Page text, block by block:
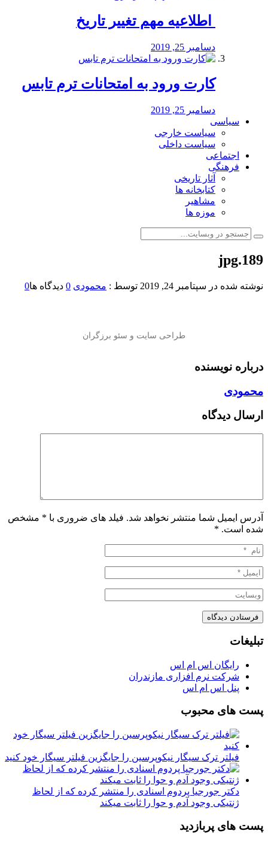
️ اطلاعیه مهم تغییر تاریخ
دسامبر 25, 2019
کارت ورود به امتحانات ترم تابس
دسامبر 25, 2019
سیاسی
سیاست خارجی
سیاست داخلی
اجتماعی
فرهنگی
آثار تاریخی
کتابخانه ها
مشاهیر
موزه ها
189.jpg
نوشته شده در سپتامبر 24, 2019 توسط : محمودی 0 دیدگاه ها0
درباره نویسنده
محمودی
ارسال دیدگاه
آدرس ایمیل شما منتشر نخواهد شد. فیلد های ضروری با * مشخص
شده است. *
تبلیغات
رایگان اس ام اس
شرکت نرم افزاری مازندران
پنل اس ام اس
پست های محبوب
فیلتر ترک سیگار نیکوپرسین را جایگزین فیلتر سیگار خود کنید
دکتر جورجیا پردوم اسنادی را منتشر کرده که از لحاظ
ژنتیکی وجود آدم و حوا را ثابت میکند
پست های پربازدید